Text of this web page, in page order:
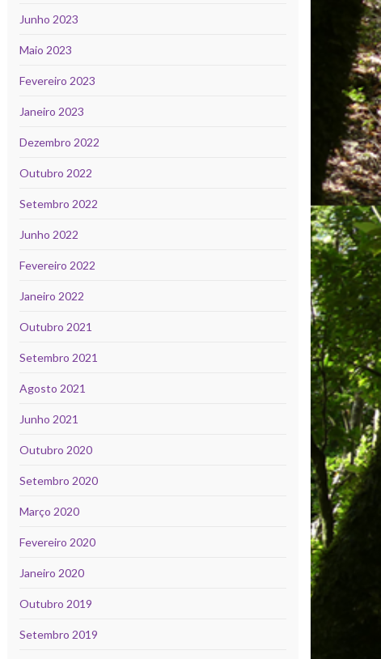
Junho 2023
Maio 2023
Fevereiro 2023
Janeiro 2023
Dezembro 2022
Outubro 2022
Setembro 2022
Junho 2022
Fevereiro 2022
Janeiro 2022
Outubro 2021
Setembro 2021
Agosto 2021
Junho 2021
Outubro 2020
Setembro 2020
Março 2020
Fevereiro 2020
Janeiro 2020
Outubro 2019
Setembro 2019